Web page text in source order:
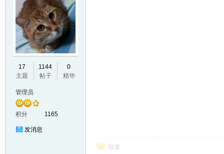
17
主题
1144
帖子
0
精华
管理员
积分 1165
发消息
回复